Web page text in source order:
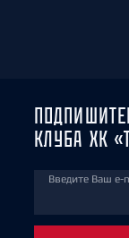
КЛУБА ХК
Введите Ваш e-